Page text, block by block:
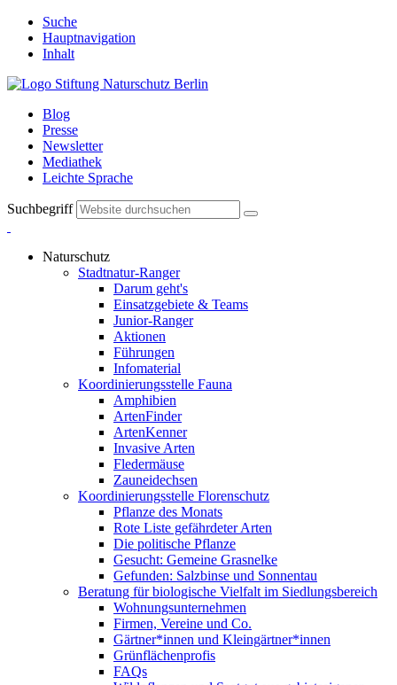
Suche
Hauptnavigation
Inhalt
Blog
Presse
Newsletter
Mediathek
Leichte Sprache
Suchbegriff
Naturschutz
Stadtnatur-Ranger
Darum geht's
Einsatzgebiete & Teams
Junior-Ranger
Aktionen
Führungen
Infomaterial
Koordinierungsstelle Fauna
Amphibien
ArtenFinder
ArtenKenner
Invasive Arten
Fledermäuse
Zauneidechsen
Koordinierungsstelle Florenschutz
Pflanze des Monats
Rote Liste gefährdeter Arten
Die politische Pflanze
Gesucht: Gemeine Grasnelke
Gefunden: Salzbinse und Sonnentau
Beratung für biologische Vielfalt im Siedlungsbereich
Wohnungsunternehmen
Firmen, Vereine und Co.
Gärtner*innen und Kleingärtner*innen
Grünflächenprofis
FAQs